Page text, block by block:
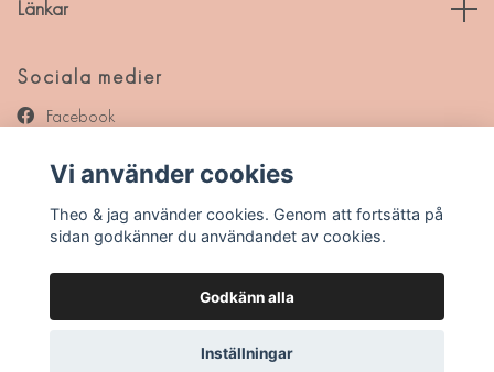
Länkar
Sociala medier
Facebook
Pinterest
© 2026 Theo & jag
Vi använder cookies
Theo & jag använder cookies. Genom att fortsätta på
sidan godkänner du användandet av cookies.
Godkänn alla
Inställningar